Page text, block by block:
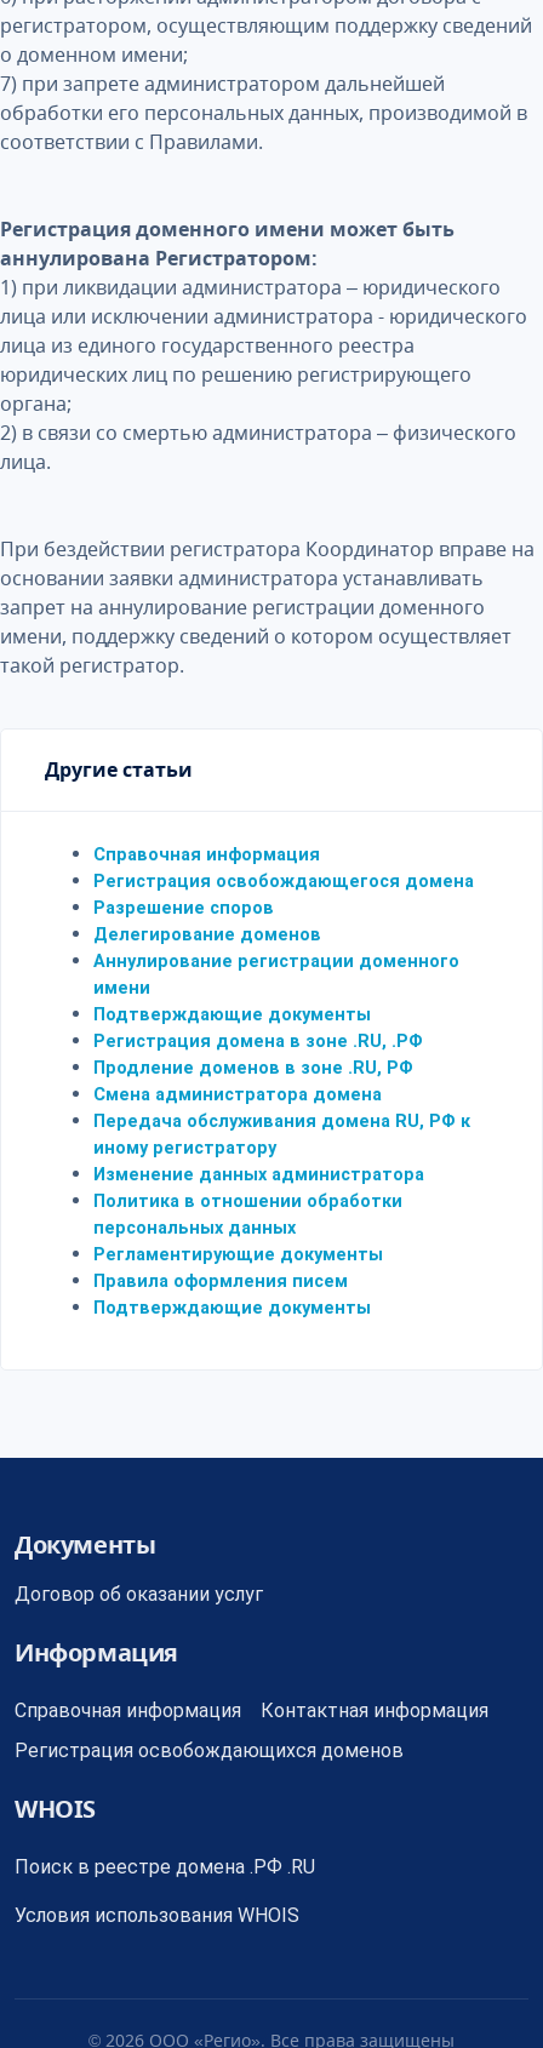
регистратором, осуществляющим поддержку сведений
о доменном имени;
7) при запрете администратором дальнейшей
обработки его персональных данных, производимой в
соответствии с Правилами.
Регистрация доменного имени может быть
аннулирована Регистратором:
1) при ликвидации администратора – юридического
лица или исключении администратора - юридического
лица из единого государственного реестра
юридических лиц по решению регистрирующего
органа;
2) в связи со смертью администратора – физического
лица.
При бездействии регистратора Координатор вправе на
основании заявки администратора устанавливать
запрет на аннулирование регистрации доменного
имени, поддержку сведений о котором осуществляет
такой регистратор.
Другие статьи
Справочная информация
Регистрация освобождающегося домена
Разрешение споров
Делегирование доменов
Аннулирование регистрации доменного
имени
Подтверждающие документы
Регистрация домена в зоне .RU, .РФ
Продление доменов в зоне .RU, РФ
Смена администратора домена
Передача обслуживания домена RU, РФ к
иному регистратору
Изменение данных администратора
Политика в отношении обработки
персональных данных
Регламентирующие документы
Правила оформления писем
Подтверждающие документы
Документы
Договор об оказании услуг
Информация
Справочная информация
Контактная информация
Регистрация освобождающихся доменов
WHOIS
Поиск в реестре домена .РФ .RU
Условия использования WHOIS
© 2026 ООО «Регио». Все права защищены